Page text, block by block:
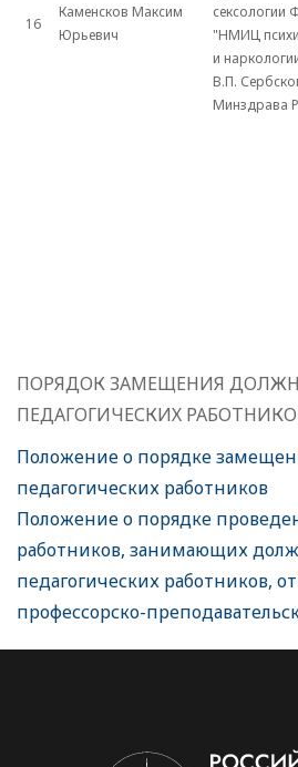
16
Каменсков Максим
Юрьевич
сексологии
"НМИЦ
и
В.П.
Минздрава
ПОРЯДОК ЗАМЕЩЕНИЯ
ПЕДАГОГИЧЕСКИХ
Положение о порядке
педагогических работников
Положение о порядке
работников, занимающих
педагогических работников,
профессорско-